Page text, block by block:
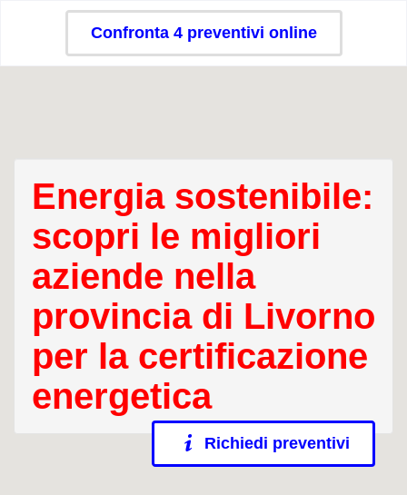
Confronta 4 preventivi online
Energia sostenibile:
scopri le migliori
aziende nella
provincia di Livorno
per la certificazione
energetica
Richiedi preventivi